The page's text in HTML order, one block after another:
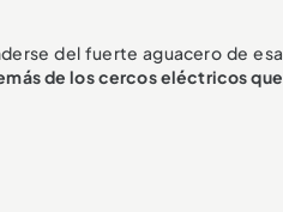
del fuerte aguacero de esa
de los cercos eléctricos que